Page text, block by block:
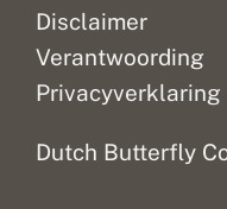
Disclaimer
Verantwoording
Privacyverklaring
Dutch Butterfly